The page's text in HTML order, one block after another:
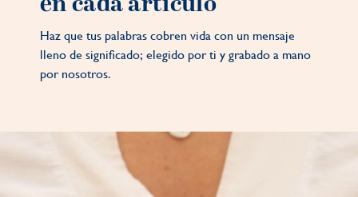
Haz que tus palabras cobren vida con un mensaje
lleno de significado; elegido por ti y grabado a mano
por nosotros.